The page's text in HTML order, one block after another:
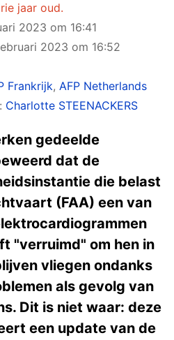
jaar oud.
2023 om 16:41
2023 om 16:52
Frankrijk, AFP Netherlands
Charlotte STEENACKERS
gedeelde
dat de
die belast
(FAA) een van
"verruimd" om hen in
vliegen ondanks
als gevolg van
Dit is niet waar: deze
een update van de